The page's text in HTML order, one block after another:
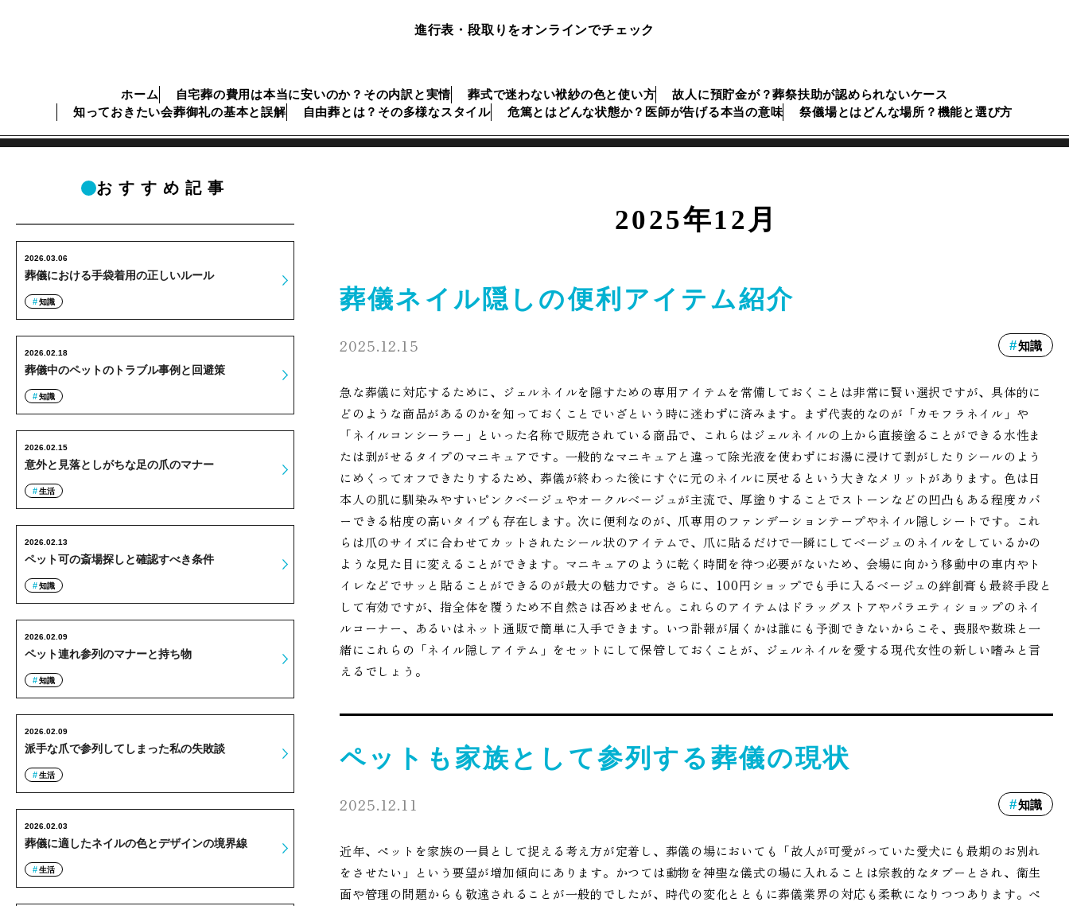
進行表・段取りをオンラインでチェック
ホーム 自宅葬の費用は本当に安いのか？その内訳と実情 葬式で迷わない袱紗の色と使い方
故人に預貯金が？葬祭扶助が認められないケース
知っておきたい会葬御礼の基本と誤解
自由葬とは？その多様なスタイル 危篤とはどんな状態か？医師が告げる本当の意味 祭儀場とはどんな場所？機能と選び方
2025年12月
葬儀ネイル隠しの便利アイテム紹介
2025.12.15 知識
急な葬儀に対応するために、ジェルネイルを隠すための専用アイテムを常備しておくことは非常に賢い選択ですが、具体的に
どのような商品があるのかを知っておくことでいざという時に迷わずに済みます。まず代表的なのが「カモフラネイル」や
「ネイルコンシーラー」といった名称で販売されている商品で、これらはジェルネイルの上から直接塗ることができる水性ま
たは剥がせるタイプのマニキュアです。一般的なマニキュアと違って除光液を使わずにお湯に浸けて剥がしたりシールのよう
にめくってオフできたりするため、葬儀が終わった後にすぐに元のネイルに戻せるという大きなメリットがあります。色は日
本人の肌に馴染みやすいピンクベージュやオークルベージュが主流で、厚塗りすることでストーンなどの凹凸もある程度カバ
ーできる粘度の高いタイプも存在します。次に便利なのが、爪専用のファンデーションテープやネイル隠しシートです。これ
らは爪のサイズに合わせてカットされたシール状のアイテムで、爪に貼るだけで一瞬にしてベージュのネイルをしているかの
ような見た目に変えることができます。マニキュアのように乾く時間を待つ必要がないため、会場に向かう移動中の車内やト
イレなどでサッと貼ることができるのが最大の魅力です。さらに、100円ショップでも手に入るベージュの絆創膏も最終手段と
して有効ですが、指全体を覆うため不自然さは否めません。これらのアイテムはドラッグストアやバラエティショップのネイ
ルコーナー、あるいはネット通販で簡単に入手できます。いつ訃報が届くかは誰にも予測できないからこそ、喪服や数珠と一
緒にこれらの「ネイル隠しアイテム」をセットにして保管しておくことが、ジェルネイルを愛する現代女性の新しい嗜みと言
えるでしょう。
ペットも家族として参列する葬儀の現状
2025.12.11 知識
近年、ペットを家族の一員として捉える考え方が定着し、葬儀の場においても「故人が可愛がっていた愛犬にも最期のお別れ
をさせたい」という要望が増加傾向にあります。かつては動物を神聖な儀式の場に入れることは宗教的なタブーとされ、衛生
面や管理の問題からも敬遠されることが一般的でしたが、時代の変化とともに葬儀業界の対応も柔軟になりつつあります。ペ
おすすめ記事
葬儀における手袋着用の正しいルール
2026.03.06
知識
葬儀中のペットのトラブル事例と回避策
2026.02.18
知識
意外と見落としがちな足の爪のマナー
2026.02.15
生活
ペット可の斎場探しと確認すべき条件
2026.02.13
知識
ペット連れ参列のマナーと持ち物
2026.02.09
知識
派手な爪で参列してしまった私の失敗談
2026.02.09
生活
葬儀に適したネイルの色とデザインの境界線
2026.02.03
生活